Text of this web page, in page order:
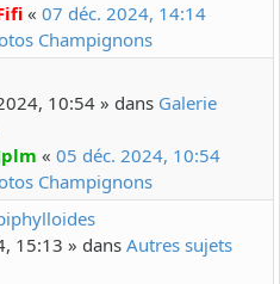
« 07 déc. 2024, 14:14
Champignons
10:54 » dans Galerie
« 05 déc. 2024, 10:54
Champignons
15:13 » dans Autres sujets